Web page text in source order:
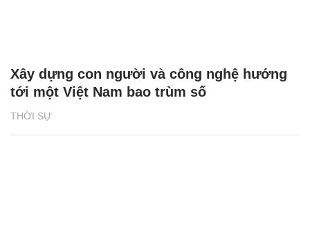
THỜI SỰ
Xây dựng con người và công nghệ hướng
tới một Việt Nam bao trùm số